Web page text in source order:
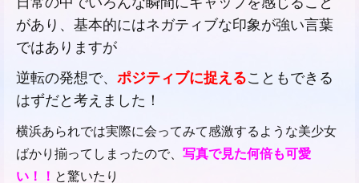
があり、基本的にはネガティブな印象が強い言葉
ではありますが
逆転の発想で、 ポジティブに捉えることもできる
はずだと考えました！
横浜あられでは実際に会ってみて感激するような美少女
ばかり揃ってしまったので、 写真で見た何倍も可愛
い！！ と驚いたり